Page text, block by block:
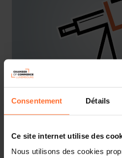
Consentement Détails
Ce site internet utilise des
Nous utilisons des cookies
You are starting a business
existing one in Luxembourg?
point of contact for